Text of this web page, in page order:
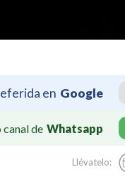
en Google
canal de Whatsapp
Llévatelo: